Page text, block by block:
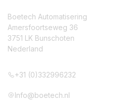
Boetech Automatisering
Amersfoortseweg 36
3751 LK Bunschoten
Nederland
+31 (0)332996232
Info@boetech.nl